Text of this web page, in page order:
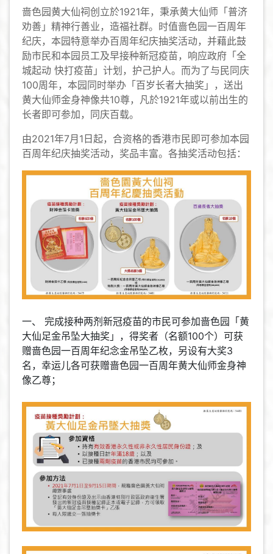
啬色园黄大仙祠创立於1921年，秉承黄大仙师「普济
劝善」精神行善业，造福社群。时值啬色园一百周年
纪庆，本园特意举办百周年纪庆抽奖活动，并藉此鼓
励市民和本园员工及早接种新冠疫苗，响应政府「全
城起动 快打疫苗」计划，护己护人。而为了与民同庆
100周年，本园同时举办「百岁长者大抽奖」，送出
黄大仙师金身神像共10尊，凡於1921年或以前出生的
长者即可参加，同庆百载。
由2021年7月1日起，合资格的香港市民即可参加本园
百周年纪庆抽奖活动，奖品丰富。各抽奖活动包括：
一、 完成接种两剂新冠疫苗的市民可参加啬色园「黄
大仙足金吊坠大抽奖」，得奖者（名额100个）可获
赠啬色园一百周年纪念金吊坠乙枚，另设有大奖3
名，幸运儿各可获赠啬色园一百周年黄大仙师金身神
像乙尊；